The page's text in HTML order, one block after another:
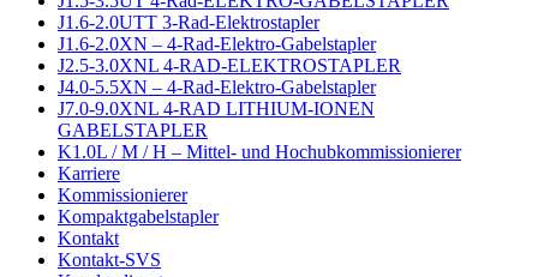
J1.6-2.0UTT 3-Rad-Elektrostapler
J1.6-2.0XN – 4-Rad-Elektro-Gabelstapler
J2.5-3.0XNL 4-RAD-ELEKTROSTAPLER
J4.0-5.5XN – 4-Rad-Elektro-Gabelstapler
J7.0-9.0XNL 4-RAD LITHIUM-IONEN
GABELSTAPLER
K1.0L / M / H – Mittel- und Hochubkommissionierer
Karriere
Kommissionierer
Kompaktgabelstapler
Kontakt
Kontakt-SVS